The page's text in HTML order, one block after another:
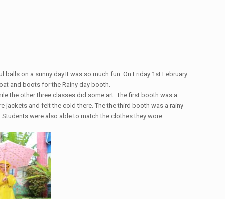
on a sunny day.It was so much fun. On Friday 1st February
and boots for the Rainy day booth.
the other three classes did some art. The first booth was a
jackets and felt the cold there. The the third booth was a rainy
were also able to match the clothes they wore.